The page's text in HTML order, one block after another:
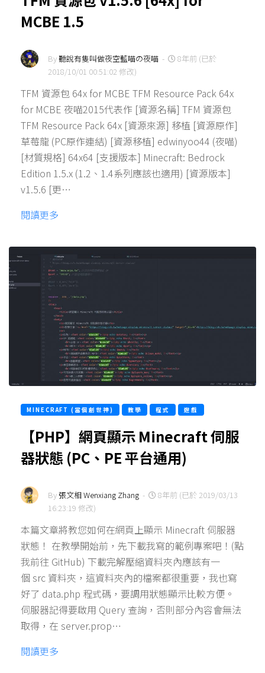
MCBE 1.5
By聽說有隻叫做夜空藍喵の夜喵 -
8年前 (已於
2018/10/01 00:51:02 修改)
TFM 資源包 64x for MCBE TFM Resource Pack 64x
for MCBE 夜喵2015代表作 [資源名稱] TFM 資源包
TFM Resource Pack 64x [資源來源] 移植 [資源原作]
草莓龍 (PC原作連結) [資源移植] edwinyoo44 (夜喵)
[材質規格] 64x64 [支援版本] Minecraft: Bedrock
Edition 1.5.x (1.2、1.4系列應該也適用) [資源版本]
v1.5.6 [更…
閱讀更多
MINECRAFT (當個創世神) 教學 程式 遊戲
【PHP】網頁顯示 Minecraft 伺服
器狀態 (PC、PE 平台通用)
By張文相 Wenxiang Zhang -
8年前 (已於 2019/03/13
16:23:19 修改)
本篇文章將教您如何在網頁上顯示 Minecraft 伺服器
狀態！ 在教學開始前，先下載我寫的範例專案吧！(點
我前往 GitHub) 下載完解壓縮資料夾內應該有一
個 src 資料夾，這資料夾內的檔案都很重要，我也寫
好了 data.php 程式碼，要調用狀態顯示比較方便。
伺服器記得要啟用 Query 查詢，否則部分內容會無法
取得，在 server.prop…
閱讀更多